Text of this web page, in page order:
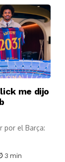
me dijo
por el Barça:
3 min